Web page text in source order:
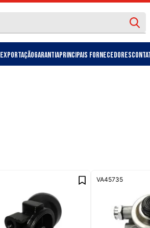
ExportaçãoGarantiaPrincipais Fornecedores
VA45735